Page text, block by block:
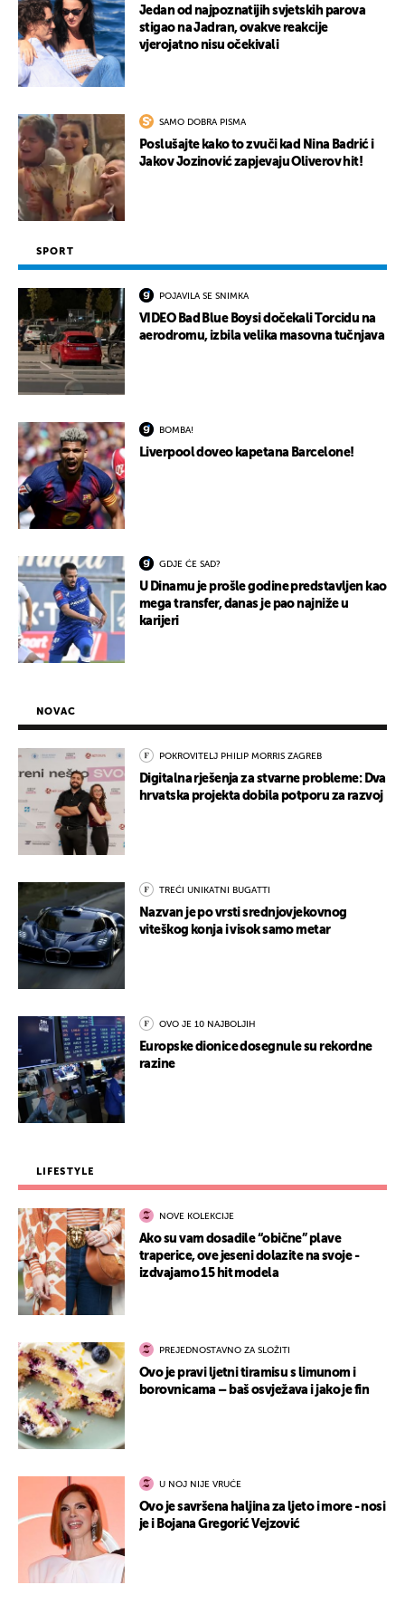
Jedan od najpoznatijih svjetskih parova
stigao na Jadran, ovakve reakcije
vjerojatno nisu očekivali
SAMO DOBRA PISMA
Poslušajte kako to zvuči kad Nina Badrić i
Jakov Jozinović zapjevaju Oliverov hit!
SPORT
POJAVILA SE SNIMKA
VIDEO Bad Blue Boysi dočekali Torcidu na
aerodromu, izbila velika masovna tučnjava
BOMBA!
Liverpool doveo kapetana Barcelone!
GDJE ĆE SAD?
U Dinamu je prošle godine predstavljen kao
mega transfer, danas je pao najniže u
karijeri
NOVAC
POKROVITELJ PHILIP MORRIS ZAGREB
Digitalna rješenja za stvarne probleme: Dva
hrvatska projekta dobila potporu za razvoj
TREĆI UNIKATNI BUGATTI
Nazvan je po vrsti srednjovjekovnog
viteškog konja i visok samo metar
OVO JE 10 NAJBOLJIH
Europske dionice dosegnule su rekordne
razine
LIFESTYLE
NOVE KOLEKCIJE
Ako su vam dosadile “obične” plave
traperice, ove jeseni dolazite na svoje -
izdvajamo 15 hit modela
PREJEDNOSTAVNO ZA SLOŽITI
Ovo je pravi ljetni tiramisu s limunom i
borovnicama – baš osvježava i jako je fin
U NOJ NIJE VRUĆE
Ovo je savršena haljina za ljeto i more - nosi
je i Bojana Gregorić Vejzović